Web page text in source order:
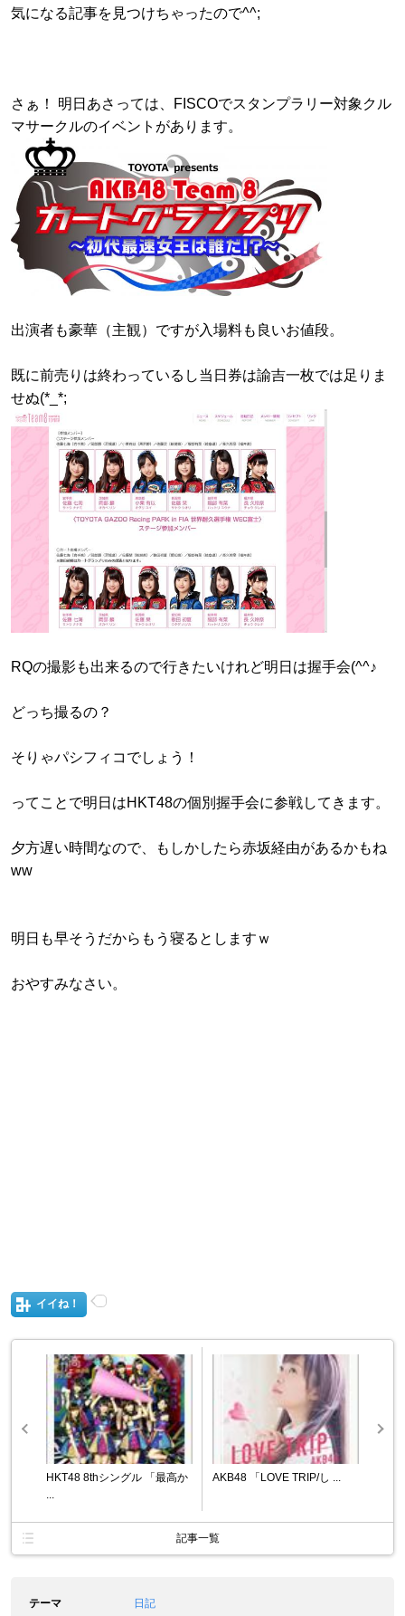
気になる記事を見つけちゃったので^^;
さぁ！ 明日あさっては、FISCOでスタンプラリー対象クル
マサークルのイベントがあります。
出演者も豪華（主観）ですが入場料も良いお値段。
既に前売りは終わっているし当日券は諭吉一枚では足りま
せぬ(*_*;
RQの撮影も出来るので行きたいけれど明日は握手会(^^♪
どっち撮るの？
そりゃパシフィコでしょう！
ってことで明日はHKT48の個別握手会に参戦してきます。
夕方遅い時間なので、もしかしたら赤坂経由があるかもね
ww
明日も早そうだからもう寝るとしますｗ
おやすみなさい。
イイね！
HKT48 8thシングル 「最高か
AKB48 「LOVE TRIP/し ...
記事一覧
テーマ
日記